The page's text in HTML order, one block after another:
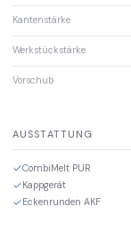
Kantenstärke
Werkstückstärke
Vorschub
AUSSTATTUNG
CombiMelt PUR
Kappgerät
Eckenrunden AKF